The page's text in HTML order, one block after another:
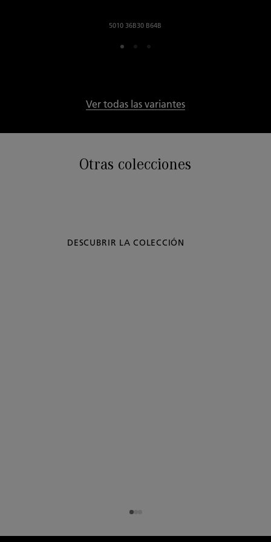
5010 36B30 B64B
Ver todas las variantes
Otras colecciones
DESCUBRIR LA COLECCIÓN